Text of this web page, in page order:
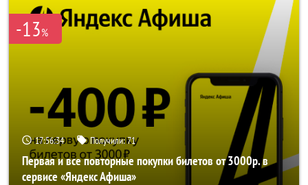
-13%
17:56:32 Получили:71
Первая и все повторные покупки билетов от 3000р. в
сервисе «Яндекс Афиша»